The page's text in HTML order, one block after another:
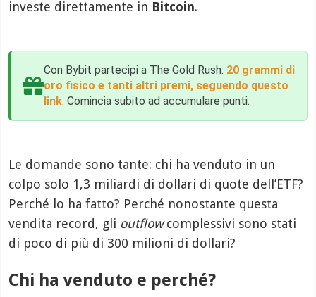
investe direttamente in Bitcoin.
Con Bybit partecipi a The Gold Rush: 20 grammi di
oro fisico e tanti altri premi, seguendo questo
link. Comincia subito ad accumulare punti.
Le domande sono tante: chi ha venduto in un
colpo solo 1,3 miliardi di dollari di quote dell’ETF?
Perché lo ha fatto? Perché nonostante questa
vendita record, gli outflowcomplessivi sono stati
di poco di più di 300 milioni di dollari?
Chi ha venduto e perché?